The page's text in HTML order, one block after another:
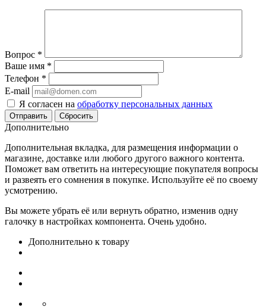
Вопрос *
Ваше имя *
Телефон *
E-mail
Я согласен на обработку персональных данных
Сбросить
Дополнительно
Дополнительная вкладка, для размещения информации о
магазине, доставке или любого другого важного контента.
Поможет вам ответить на интересующие покупателя вопросы
и развеять его сомнения в покупке. Используйте её по своему
усмотрению.
Вы можете убрать её или вернуть обратно, изменив одну
галочку в настройках компонента. Очень удобно.
Дополнительно к товару